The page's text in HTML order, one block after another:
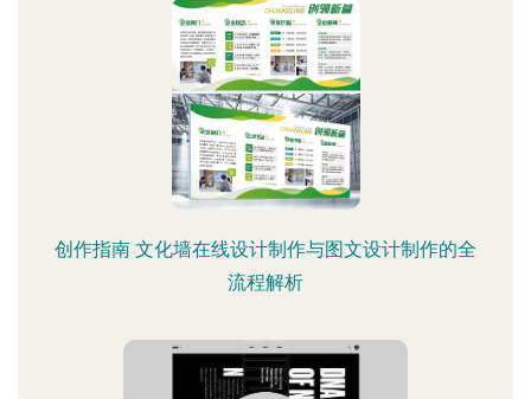
创作指南 文化墙在线设计制作与图文设计制作的全
流程解析